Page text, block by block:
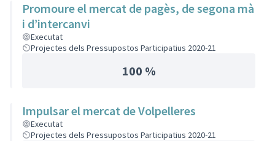
Promoure el mercat de pagès, de segona mà
i d’intercanvi
Executat
Projectes dels Pressupostos Participatius 2020-21
100 %
Impulsar el mercat de Volpelleres
Executat
Projectes dels Pressupostos Participatius 2020-21